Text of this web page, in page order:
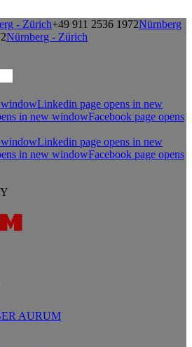
- Zürich+49 911 2536 1972Nürnberg
Nürnberg - Zürich
windowLinkedin page opens in new
in new windowFacebook page opens
windowLinkedin page opens in new
in new windowFacebook page opens
AURUM